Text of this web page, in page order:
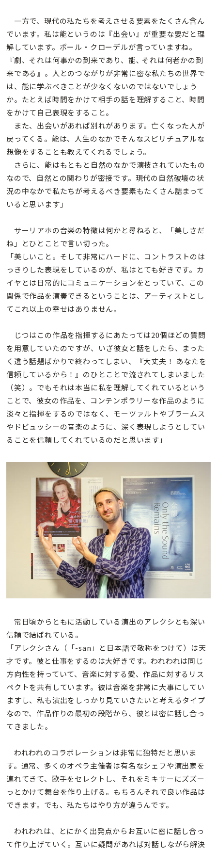
一方で、現代の私たちを考えさせる要素をたくさん含ん
でいます。私は能というのは『出会い』が重要な要だと理
解しています。ポール・クローデルが言っていますね。
『劇、それは何事かの到来であり、能､ それは何者かの到
来である』。人とのつながりが非常に密な私たちの世界で
は、能に学ぶべきことが少なくないのではないでしょう
か。たとえば時間をかけて相手の話を理解すること、時間
をかけて自己表現をすること。
また、出会いがあれば別れがあります。亡くなった人が
戻ってくる。能は、人生のなかでそんなスピリチュアルな
想像をすることも教えてくれるでしょう。
さらに、能はもともと自然のなかで演技されていたもの
なので、自然との関わりが密接です。現代の自然破壊の状
況の中なかで私たちが考えるべき要素もたくさん詰まって
いると思います」
サーリアホの音楽の特徴は何かと尋ねると、「美しさだ
ね」とひとことで言い切った。
「美しいこと。そして非常にハードに、コントラストのは
っきりした表現をしているのが、私はとても好きです。カ
イヤとは日常的にコミュニケーションをとっていて、この
関係で作品を演奏できるということは、アーティストとし
てこれ以上の幸せはありません。
じつはこの作品を指揮するにあたっては20個ほどの質問
を用意していたのですが、いざ彼女と話をしたら、まった
く違う話題ばかりで終わってしまい、『大丈夫！ あなたを
信頼しているから！』のひとことで流されてしまいました
（笑）。でもそれは本当に私を理解してくれているという
ことで、彼女の作品を、コンテンポラリーな作品のように
淡々と指揮をするのではなく、モーツァルトやブラームス
やドビュッシーの音楽のように、深く表現しようとしてい
ることを信頼してくれているのだと思います」
常日頃からともに活動している演出のアレクシとも深い
信頼で結ばれている。
「アレクシさん（「-san」と日本語で敬称をつけて）は天
才です。彼と仕事をするのは大好きです。われわれは同じ
方向性を持っていて、音楽に対する愛、作品に対するリス
ペクトを共有しています。彼は音楽を非常に大事にしてい
ますし、私も演出をしっかり見ていきたいと考えるタイプ
なので、作品作りの最初の段階から、彼とは密に話し合っ
てきました。
われわれのコラボレーションは非常に独特だと思いま
す。通常、多くのオペラ主催者は有名なシェフや演出家を
連れてきて、歌手をセレクトし、それをミキサーにズズー
っとかけて舞台を作り上げる。もちろんそれで良い作品は
できます。でも、私たちはやり方が違うんです。
われわれは、とにかく出発点からお互いに密に話し合っ
て作り上げていく。互いに疑問があれば対話しながら解決